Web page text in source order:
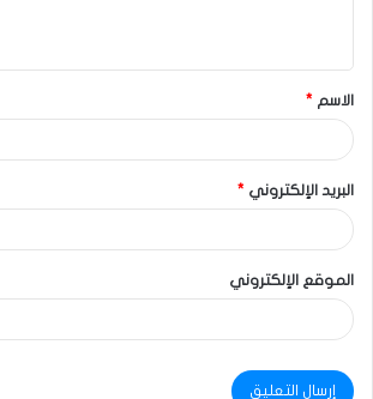
الاسم *
البريد الإلكتروني *
الموقع الإلكتروني